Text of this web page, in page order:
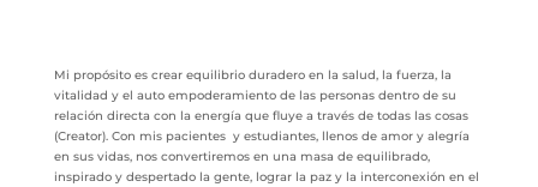
Mi propósito es crear equilibrio duradero en la salud, la fuerza, la
vitalidad y el auto empoderamiento de las personas dentro de su
relación directa con la energía que fluye a través de todas las cosas
(Creator). Con mis pacientes y estudiantes, llenos de amor y alegría
en sus vidas, nos convertiremos en una masa de equilibrado,
inspirado y despertado la gente, lograr la paz y la interconexión en el